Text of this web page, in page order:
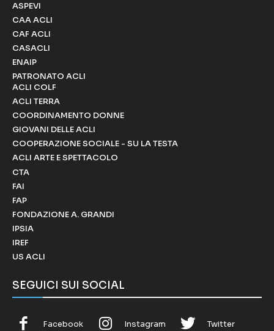
ASPEVI
CAA ACLI
CAF ACLI
CASACLI
ENAIP
PATRONATO ACLI
ACLI COLF
ACLI TERRA
COORDINAMENTO DONNE
GIOVANI DELLE ACLI
COOPERAZIONE SOCIALE - SU LA TESTA
ACLI ARTE E SPETTACOLO
CTA
FAI
FAP
FONDAZIONE A. GRANDI
IPSIA
IREF
US ACLI
SEGUICI SUI SOCIAL
Facebook Instagram Twitter